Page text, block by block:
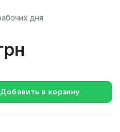
дня
Добавить в корзину